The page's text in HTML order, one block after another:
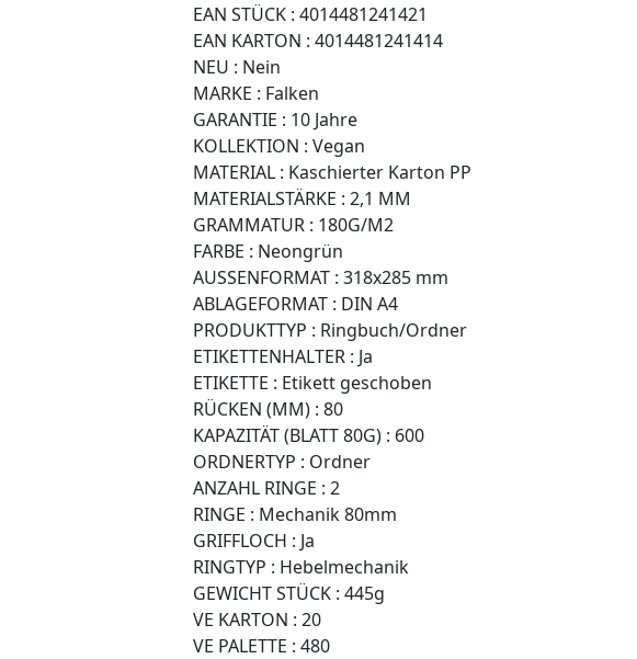
EAN STÜCK : 4014481241421
EAN KARTON : 4014481241414
NEU : Nein
MARKE : Falken
GARANTIE : 10 Jahre
KOLLEKTION : Vegan
MATERIAL : Kaschierter Karton PP
MATERIALSTÄRKE : 2,1 MM
GRAMMATUR : 180G/M2
FARBE : Neongrün
AUSSENFORMAT : 318x285 mm
ABLAGEFORMAT : DIN A4
PRODUKTTYP : Ringbuch/Ordner
ETIKETTENHALTER : Ja
ETIKETTE : Etikett geschoben
RÜCKEN (MM) : 80
KAPAZITÄT (BLATT 80G) : 600
ORDNERTYP : Ordner
ANZAHL RINGE : 2
RINGE : Mechanik 80mm
GRIFFLOCH : Ja
RINGTYP : Hebelmechanik
GEWICHT STÜCK : 445g
VE KARTON : 20
VE PALETTE : 480